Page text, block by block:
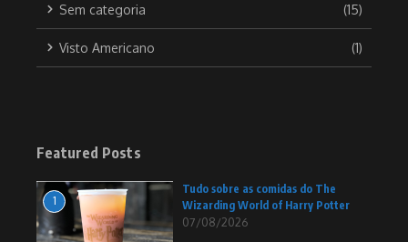
Sem categoria (15)
Visto Americano (1)
Featured Posts
1
Tudo sobre as comidas do The
Wizarding World of Harry Potter
07/08/2026